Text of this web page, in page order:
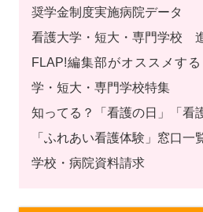
奨学金制度実施病院データ
看護大学・短大・専門学校
FLAP!編集部がオススメす
学・短大・専門学校特集
知ってる？「看護の日」「看
「ふれあい看護体験」窓口一
学校・病院資料請求